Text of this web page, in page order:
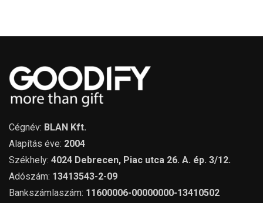
Cégnév: BLAN Kft.
Alapítás éve: 2004
Székhely: 4024 Debrecen, Piac utca 26. A. ép. 3/12.
Adószám: 13413543-2-09
Bankszámlaszám: 11600006-00000000-13410502